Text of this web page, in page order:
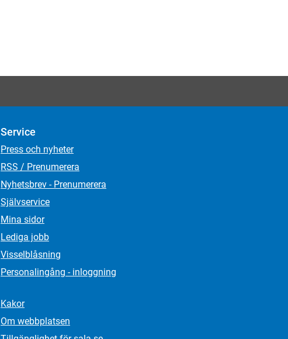
Service
Press och nyheter
RSS / Prenumerera
Nyhetsbrev - Prenumerera
Självservice
Mina sidor
Lediga jobb
Visselblåsning
Personalingång - inloggning
Kakor
Om webbplatsen